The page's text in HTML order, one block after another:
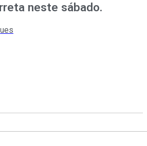
neste sábado.